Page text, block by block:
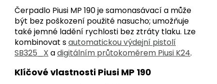
Čerpadlo Piusi MP 190 je samonasávací a může
být bez poškození použité nasucho; umožňuje
také jemné ladění rychlosti bez ztráty tlaku. Lze
kombinovat sautomatickou výdejní pistolí
SB325_X adigitálním průtokoměrem Piusi K24.
Klíčové vlastnosti Piusi MP 190